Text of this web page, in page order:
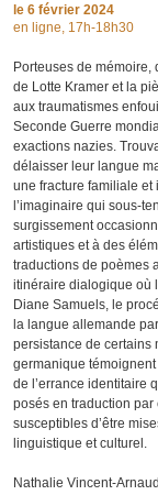
le 6 février 2024
en ligne, 17h-18h30
Porteuses de mémoire,
de Lotte Kramer et la
aux traumatismes
Seconde Guerre
exactions nazies.
délaisser leur langue
une fracture familiale et
l’imaginaire qui sous-
surgissement
artistiques et à des
traductions de poèmes
itinéraire dialogique où
Diane Samuels, le
la langue allemande
persistance de certains
germanique
de l’errance identitaire
posés en traduction
susceptibles d’être
linguistique et culturel.
Nathalie Vincent-